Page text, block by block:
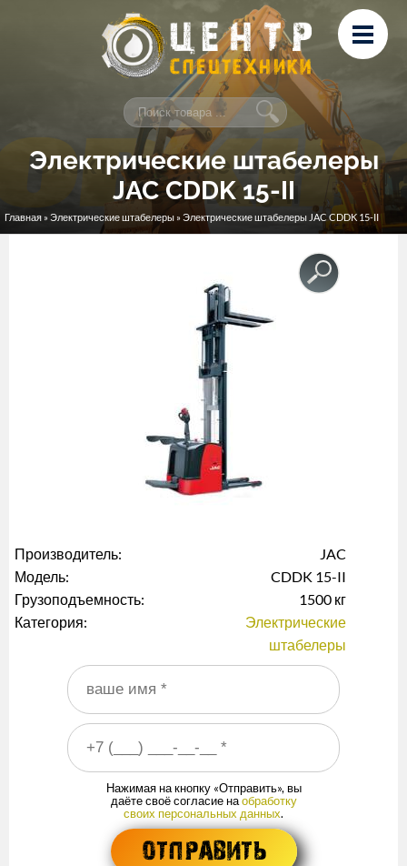
Перейти к основному содержанию
Лизинг
Сервис и ремонт
Контакты
Электрические штабелеры
JAC CDDK 15-II
Вы здесь
Главная »Электрические штабелеры » Электрические штабелеры JAC CDDK 15-II
Производитель:
JAC
Модель:
CDDK 15-II
Грузоподъемность:
1500 кг
Категория:
Электрические
штабелеры
Ваше имя
Ваш номер телефона
Нажимая на кнопку «Отправить», вы
даёте своё согласие наобработку
своих персональных данных.